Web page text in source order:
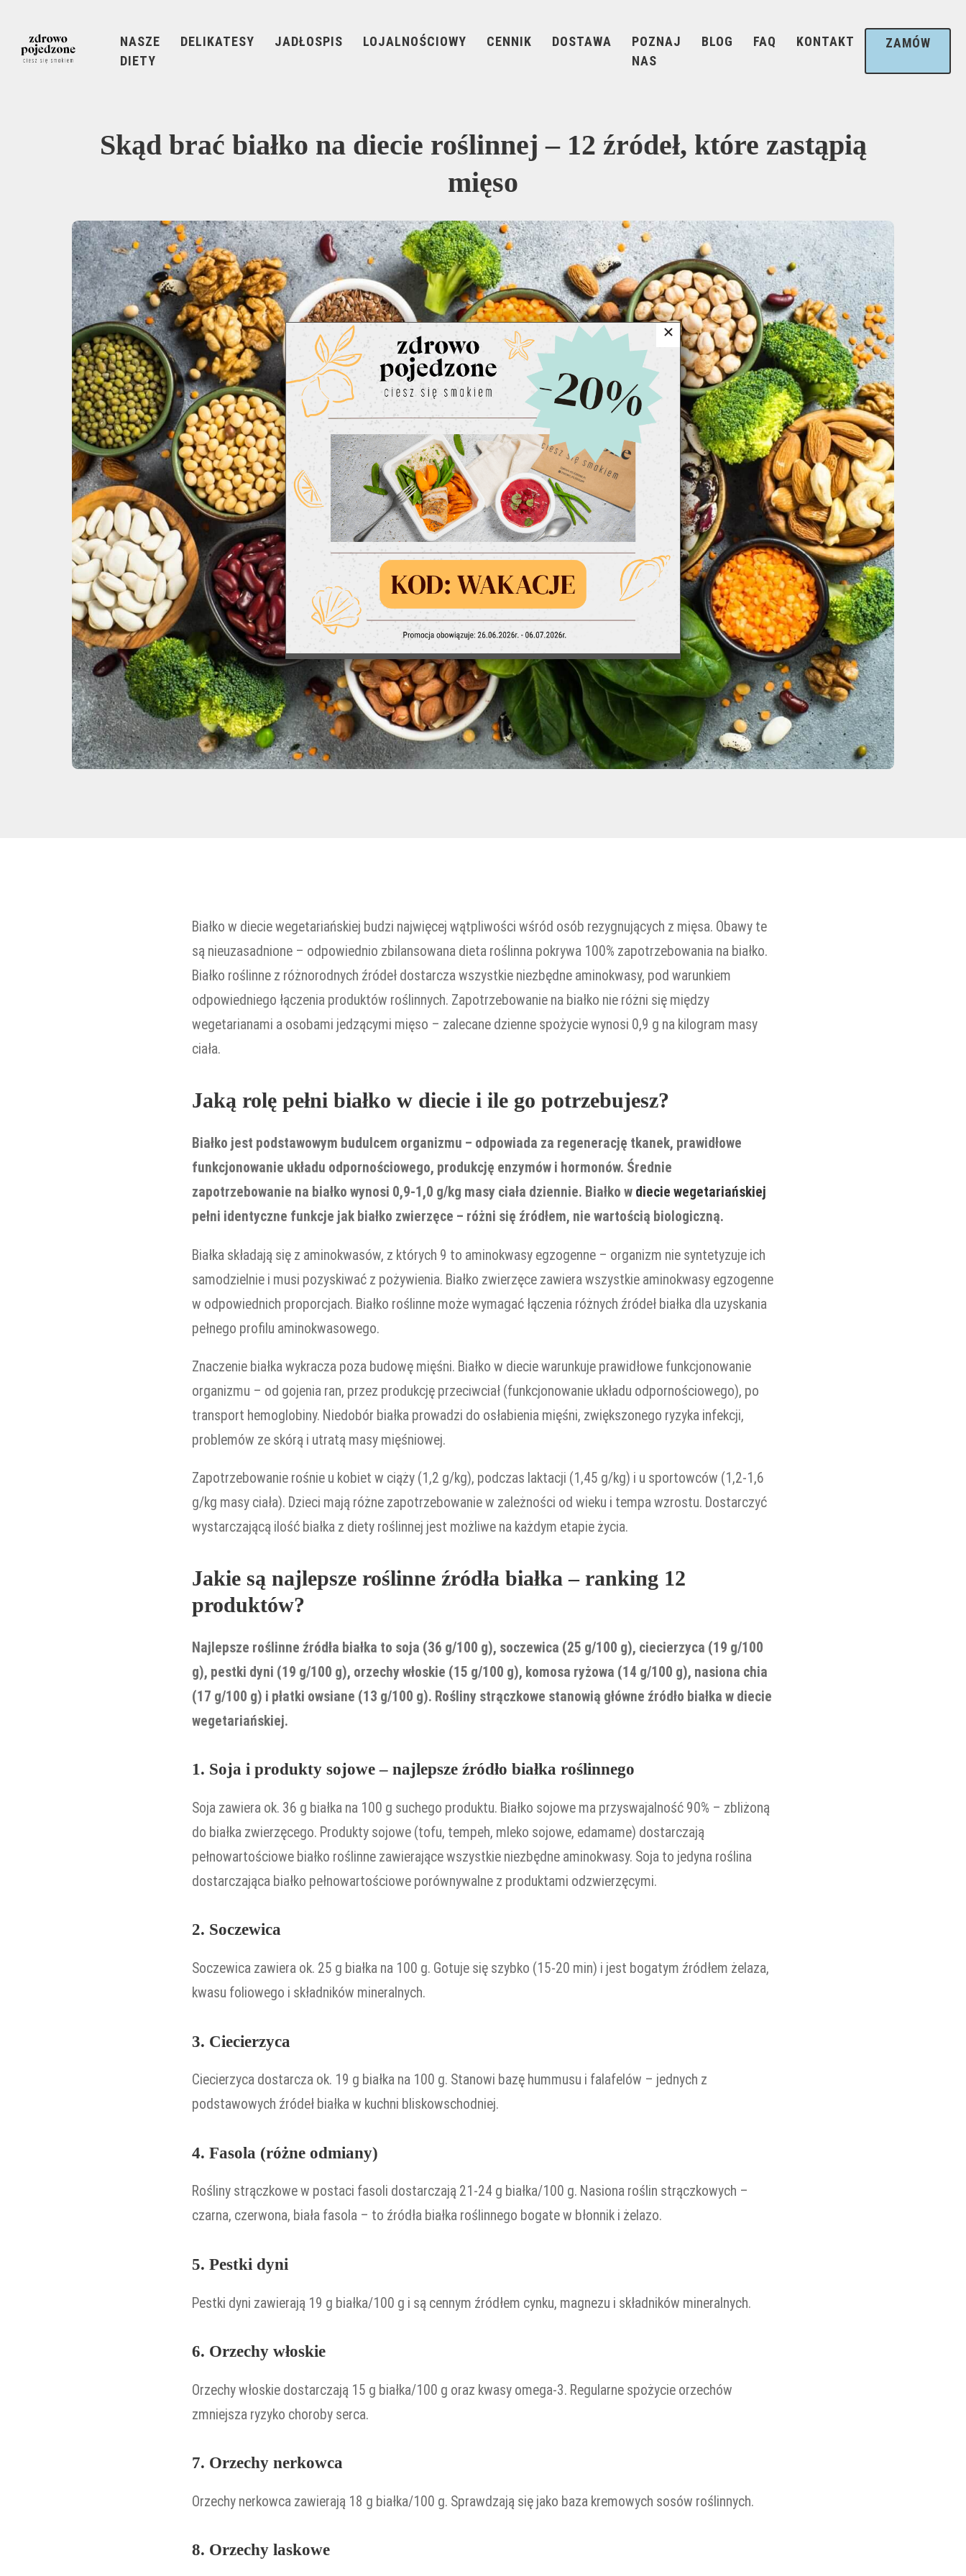
NASZE
DIETY
DELIKATESY JADŁOSPIS LOJALNOŚCIOWY CENNIK DOSTAWA
POZNAJ
NAS
BLOG FAQ KONTAKT ZAMÓW
Skąd brać białko na diecie roślinnej – 12 źródeł, które zastąpią
mięso
Białko w diecie wegetariańskiej budzi najwięcej wątpliwości wśród osób rezygnujących z mięsa. Obawy te
są nieuzasadnione – odpowiednio zbilansowana dieta roślinna pokrywa 100% zapotrzebowania na białko.
Białko roślinne z różnorodnych źródeł dostarcza wszystkie niezbędne aminokwasy, pod warunkiem
odpowiedniego łączenia produktów roślinnych. Zapotrzebowanie na białko nie różni się między
wegetarianami a osobami jedzącymi mięso – zalecane dzienne spożycie wynosi 0,9 g na kilogram masy
ciała.
Jaką rolę pełni białko w diecie i ile go potrzebujesz?
Białko jest podstawowym budulcem organizmu – odpowiada za regenerację tkanek, prawidłowe
funkcjonowanie układu odpornościowego, produkcję enzymów i hormonów. Średnie
zapotrzebowanie na białko wynosi 0,9-1,0 g/kg masy ciała dziennie. Białko w diecie wegetariańskiej
pełni identyczne funkcje jak białko zwierzęce – różni się źródłem, nie wartością biologiczną.
Białka składają się z aminokwasów, z których 9 to aminokwasy egzogenne – organizm nie syntetyzuje ich
samodzielnie i musi pozyskiwać z pożywienia. Białko zwierzęce zawiera wszystkie aminokwasy egzogenne
w odpowiednich proporcjach. Białko roślinne może wymagać łączenia różnych źródeł białka dla uzyskania
pełnego profilu aminokwasowego.
Znaczenie białka wykracza poza budowę mięśni. Białko w diecie warunkuje prawidłowe funkcjonowanie
organizmu – od gojenia ran, przez produkcję przeciwciał (funkcjonowanie układu odpornościowego), po
transport hemoglobiny. Niedobór białka prowadzi do osłabienia mięśni, zwiększonego ryzyka infekcji,
problemów ze skórą i utratą masy mięśniowej.
Zapotrzebowanie rośnie u kobiet w ciąży (1,2 g/kg), podczas laktacji (1,45 g/kg) i u sportowców (1,2-1,6
g/kg masy ciała). Dzieci mają różne zapotrzebowanie w zależności od wieku i tempa wzrostu. Dostarczyć
wystarczającą ilość białka z diety roślinnej jest możliwe na każdym etapie życia.
Jakie są najlepsze roślinne źródła białka – ranking 12
produktów?
Najlepsze roślinne źródła białka to soja (36 g/100 g), soczewica (25 g/100 g), ciecierzyca (19 g/100
g), pestki dyni (19 g/100 g), orzechy włoskie (15 g/100 g), komosa ryżowa (14 g/100 g), nasiona chia
(17 g/100 g) i płatki owsiane (13 g/100 g). Rośliny strączkowe stanowią główne źródło białka w diecie
wegetariańskiej.
1. Soja i produkty sojowe – najlepsze źródło białka roślinnego
Soja zawiera ok. 36 g białka na 100 g suchego produktu. Białko sojowe ma przyswajalność 90% – zbliżoną
do białka zwierzęcego. Produkty sojowe (tofu, tempeh, mleko sojowe, edamame) dostarczają
pełnowartościowe białko roślinne zawierające wszystkie niezbędne aminokwasy. Soja to jedyna roślina
dostarczająca białko pełnowartościowe porównywalne z produktami odzwierzęcymi.
2. Soczewica
Soczewica zawiera ok. 25 g białka na 100 g. Gotuje się szybko (15-20 min) i jest bogatym źródłem żelaza,
kwasu foliowego i składników mineralnych.
3. Ciecierzyca
Ciecierzyca dostarcza ok. 19 g białka na 100 g. Stanowi bazę hummusu i falafelów – jednych z
podstawowych źródeł białka w kuchni bliskowschodniej.
4. Fasola (różne odmiany)
Rośliny strączkowe w postaci fasoli dostarczają 21-24 g białka/100 g. Nasiona roślin strączkowych –
czarna, czerwona, biała fasola – to źródła białka roślinnego bogate w błonnik i żelazo.
5. Pestki dyni
Pestki dyni zawierają 19 g białka/100 g i są cennym źródłem cynku, magnezu i składników mineralnych.
6. Orzechy włoskie
Orzechy włoskie dostarczają 15 g białka/100 g oraz kwasy omega-3. Regularne spożycie orzechów
zmniejsza ryzyko choroby serca.
7. Orzechy nerkowca
Orzechy nerkowca zawierają 18 g białka/100 g. Sprawdzają się jako baza kremowych sosów roślinnych.
8. Orzechy laskowe